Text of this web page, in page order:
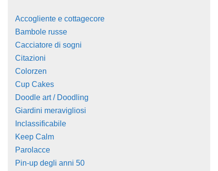
Accogliente e cottagecore
Bambole russe
Cacciatore di sogni
Citazioni
Colorzen
Cup Cakes
Doodle art / Doodling
Giardini meravigliosi
Inclassificabile
Keep Calm
Parolacce
Pin-up degli anni 50